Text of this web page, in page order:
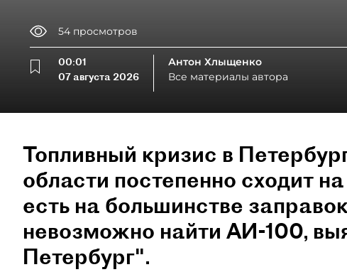
54 просмотров
00:01
07 августа 2026
Антон Хлыщенко
Все материалы автора
Топливный кризис в
области постепенно сходит
есть на большинстве
невозможно найти АИ-100,
Петербург".